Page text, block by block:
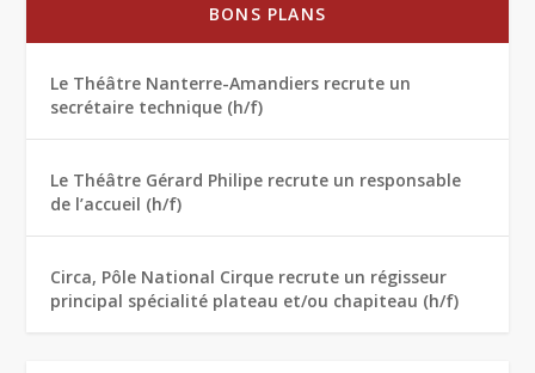
BONS PLANS
Le Théâtre Nanterre-Amandiers recrute un
secrétaire technique (h/f)
Le Théâtre Gérard Philipe recrute un responsable
de l’accueil (h/f)
Circa, Pôle National Cirque recrute un régisseur
principal spécialité plateau et/ou chapiteau (h/f)